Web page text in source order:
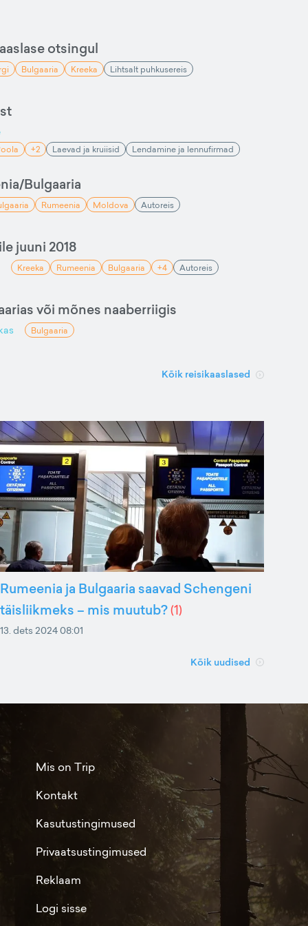
otsingul
Bulgaaria Kreeka Lihtsalt puhkusereis
+2 Laevad ja kruiisid Lendamine ja lennufirmad
Bulgaaria
Rumeenia Moldova Autoreis
juuni 2018
Kreeka Rumeenia Bulgaaria +4 Autoreis
või mõnes naaberriigis
Bulgaaria
Kõik reisikaaslased
Rumeenia ja Bulgaaria saavad Schengeni
täisliikmeks – mis muutub?(1)
13. dets 2024 08:01
Kõik uudised
Mis on Trip
Kontakt
Kasutustingimused
Privaatsustingimused
Reklaam
Logi sisse